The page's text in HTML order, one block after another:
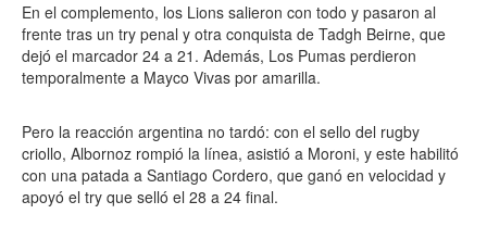
En el complemento, los Lions salieron con todo y pasaron al
frente tras un try penal y otra conquista de Tadgh Beirne, que
dejó el marcador 24 a 21. Además, Los Pumas perdieron
temporalmente a Mayco Vivas por amarilla.
Pero la reacción argentina no tardó: con el sello del rugby
criollo, Albornoz rompió la línea, asistió a Moroni, y este habilitó
con una patada a Santiago Cordero, que ganó en velocidad y
apoyó el try que selló el 28 a 24 final.